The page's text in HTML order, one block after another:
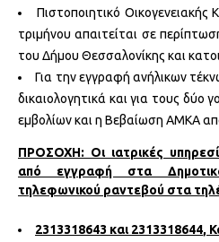
Πιστοποιητικό
τριμήνου απαιτείται σε
του Δήμου Θεσσαλονίκης και
Για την εγγραφή ανήλικων
δικαιολογητικά και για τους δύο
εμβολίων και η Βεβαίωση ΑΜΚΑ
ΠΡΟΣΟΧΗ: Οι ιατρικές
από εγγραφή στα
τηλεφωνικού ραντεβού στα
2313318643 και 2313318644,